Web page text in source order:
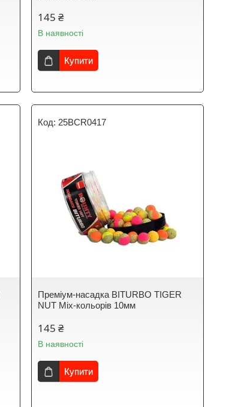
145 ₴
В наявності
Купити
25BCR0417
Преміум-насадка BITURBO TIGER
NUT Mix-кольорів 10мм
145 ₴
В наявності
Купити